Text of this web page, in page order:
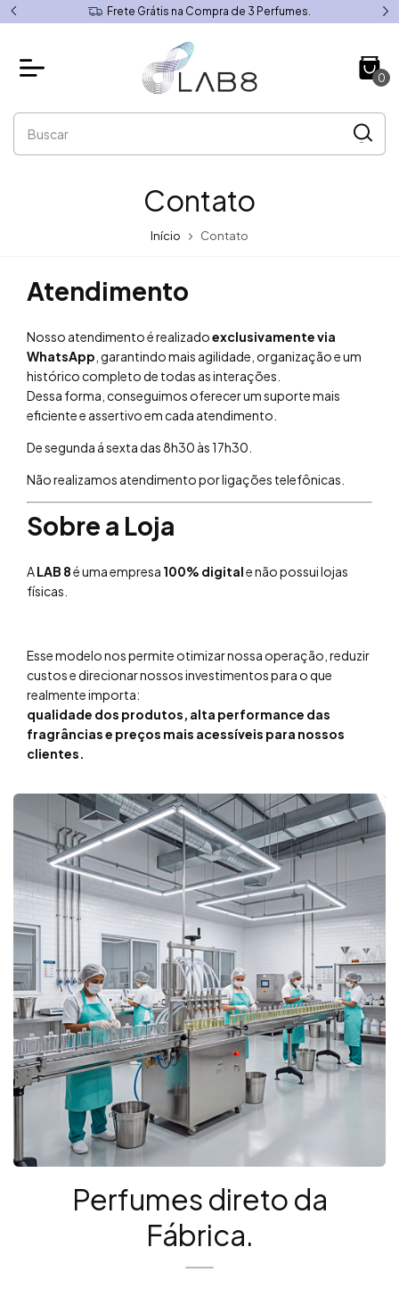
Frete Grátis na Compra de 3 Perfumes.
0
Contato
Início Contato
Atendimento
Nosso atendimento é realizadoexclusivamente via
WhatsApp , garantindo mais agilidade, organização e um
histórico completo de todas as interações.
Dessa forma, conseguimos oferecer um suporte mais
eficiente e assertivo em cada atendimento.
De segunda á sexta das 8h30 às 17h30.
Não realizamos atendimento por ligações telefônicas.
Sobre a Loja
ALAB 8é uma empresa 100% digitale não possui lojas
físicas.
Esse modelo nos permite otimizar nossa operação, reduzir
custos e direcionar nossos investimentos para o que
realmente importa:
qualidade dos produtos, alta performance das
fragrâncias e preços mais acessíveis para nossos
clientes.
Perfumes direto da
Fábrica.